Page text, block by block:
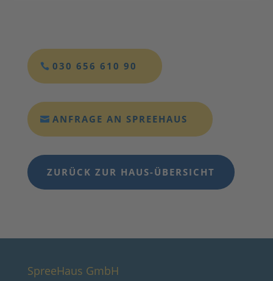
030 656 610 90
ANFRAGE AN SPREEHAUS
ZURÜCK ZUR HAUS-ÜBERSICHT
SpreeHaus GmbH